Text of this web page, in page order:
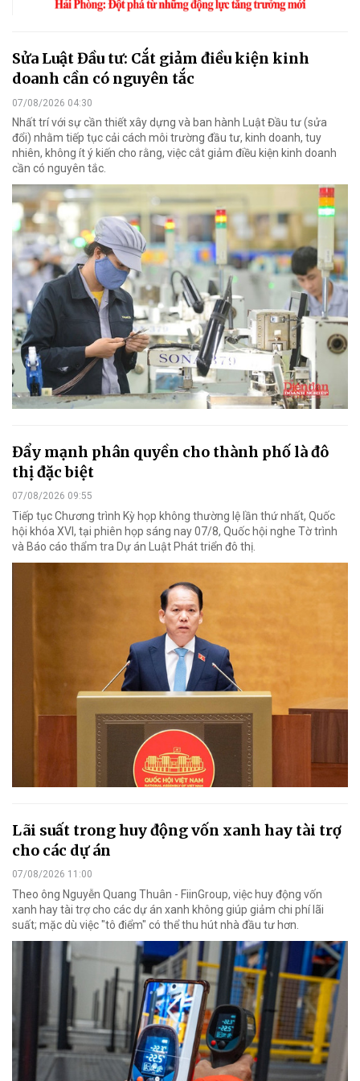
Sửa Luật Đầu tư: Cắt giảm điều kiện kinh
doanh cần có nguyên tắc
07/08/2026 04:30
Nhất trí với sự cần thiết xây dựng và ban hành Luật Đầu tư (sửa
đổi) nhằm tiếp tục cải cách môi trường đầu tư, kinh doanh, tuy
nhiên, không ít ý kiến cho rằng, việc cắt giảm điều kiện kinh doanh
cần có nguyên tắc.
Đẩy mạnh phân quyền cho thành phố là đô
thị đặc biệt
07/08/2026 09:55
Tiếp tục Chương trình Kỳ họp không thường lệ lần thứ nhất, Quốc
hội khóa XVI, tại phiên họp sáng nay 07/8, Quốc hội nghe Tờ trình
và Báo cáo thẩm tra Dự án Luật Phát triển đô thị.
Lãi suất trong huy động vốn xanh hay tài trợ
cho các dự án
07/08/2026 11:00
Theo ông Nguyễn Quang Thuân - FiinGroup, việc huy động vốn
xanh hay tài trợ cho các dự án xanh không giúp giảm chi phí lãi
suất; mặc dù việc "tô điểm" có thể thu hút nhà đầu tư hơn.